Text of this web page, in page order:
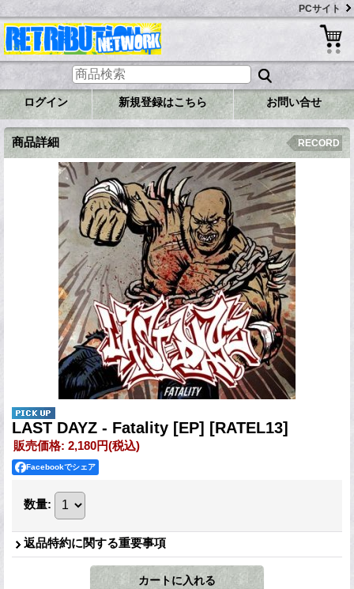
PCサイト
ログイン 新規登録はこちら お問い合せ
商品詳細 RECORD
LAST DAYZ - Fatality [EP] [RATEL13]
販売価格: 2,180円(税込)
Facebookでシェア
数量:
返品特約に関する重要事項